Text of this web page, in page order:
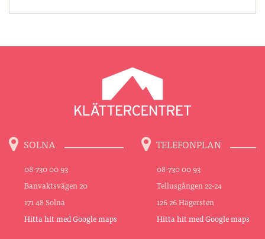
SOLNA
08-730 00 93
Banvaktsvägen 20
171 48 Solna
Hitta hit med Google maps
TELEFONPLAN
08-730 00 93
Tellusgången 22-24
126 26 Hägersten
Hitta hit med Google maps